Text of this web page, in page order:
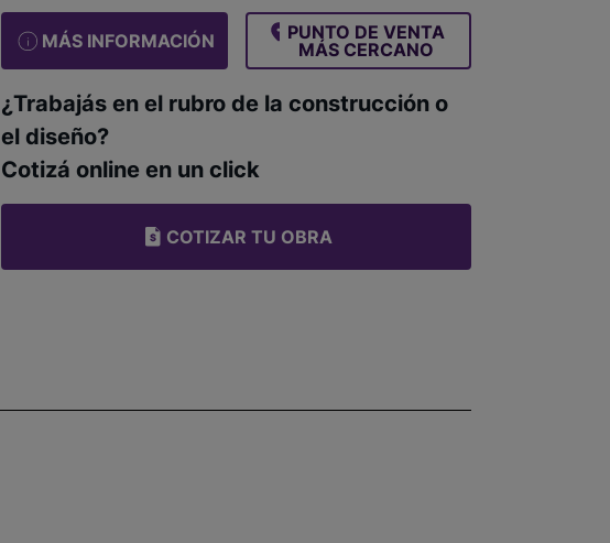
MÁS INFORMACIÓN
PUNTO DE VENTA
MÁS CERCANO
¿Trabajás en el rubro de la construcción o
el diseño?
Cotizá online en un click
COTIZAR TU OBRA